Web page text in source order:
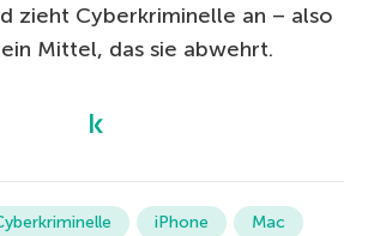
zieht Cyberkriminelle an – also
Mittel, das sie abwehrt.
iPhone
Mac